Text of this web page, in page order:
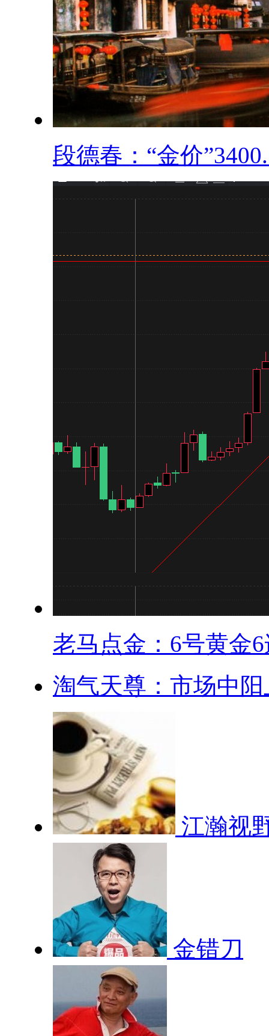
段德春：“金价
老马点金：6号黄金6
淘气天尊：市场中
江瀚视
金错刀